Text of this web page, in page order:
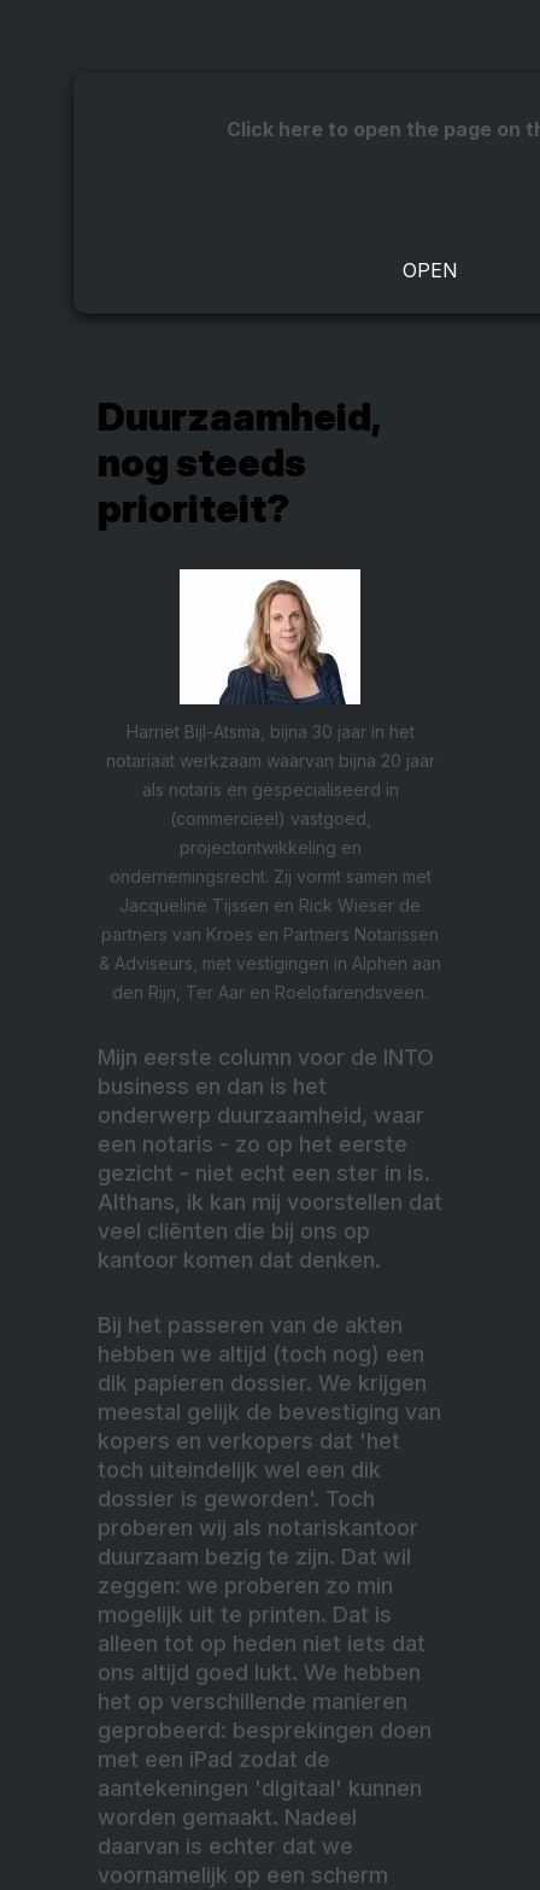
Click here to open the page on
Duurzaamheid,
nog steeds
prioriteit?
Harriët Bijl-Atsma, bijna 30 jaar in het
notariaat werkzaam waarvan bijna 20 jaar
als notaris en gespecialiseerd in
(commercieel) vastgoed,
projectontwikkeling en
ondernemingsrecht. Zij vormt samen met
Jacqueline Tijssen en Rick Wieser de
partners van Kroes en Partners Notarissen
& Adviseurs, met vestigingen in Alphen aan
den Rijn, Ter Aar en Roelofarendsveen.
Mijn eerste column voor de INTO
business en dan is het
onderwerp duurzaamheid, waar
een notaris - zo op het eerste
gezicht - niet echt een ster in is.
Althans, ik kan mij voorstellen dat
veel cliënten die bij ons op
kantoor komen dat denken.
Bij het passeren van de akten
hebben we altijd (toch nog) een
dik papieren dossier. We krijgen
meestal gelijk de bevestiging van
kopers en verkopers dat 'het
toch uiteindelijk wel een dik
dossier is geworden'. Toch
proberen wij als notariskantoor
duurzaam bezig te zijn. Dat wil
zeggen: we proberen zo min
mogelijk uit te printen. Dat is
alleen tot op heden niet iets dat
ons altijd goed lukt. We hebben
het op verschillende manieren
geprobeerd: besprekingen doen
met een iPad zodat de
aantekeningen 'digitaal' kunnen
worden gemaakt. Nadeel
daarvan is echter dat we
voornamelijk op een scherm